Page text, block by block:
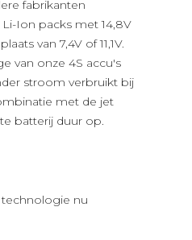
fabrikanten
Ion packs met 14,8V
van 7,4V of 11,1V.
van onze 4S accu's
stroom verbruikt bij
met de jet
batterij duur op.
nu